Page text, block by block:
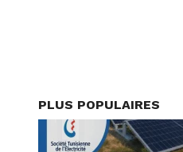
PLUS POPULAIRES